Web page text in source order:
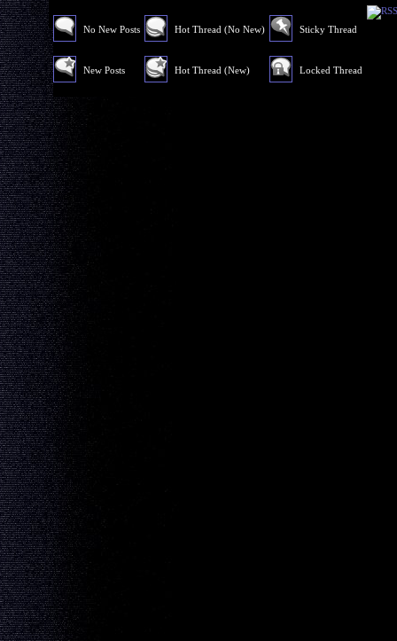
No New Posts
New Posts
Hot Thread (No New)
Hot Thread (New)
Sticky Thread
Locked Thread